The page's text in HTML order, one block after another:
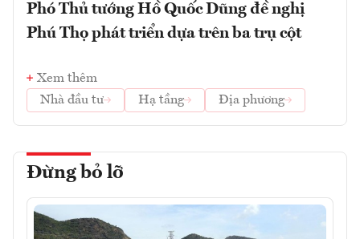
Phó Thủ tướng Hồ Quốc Dũng đề nghị
Phú Thọ phát triển dựa trên ba trụ cột
Xem thêm
Nhà đầu tư
Hạ tầng Địa phương
Đừng bỏ lỡ